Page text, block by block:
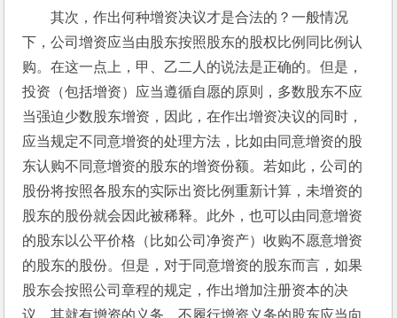
其次，作出何种增资决议才是合法的？一般情况
下，公司增资应当由股东按照股东的股权比例同比例认
购。在这一点上，甲、乙二人的说法是正确的。但是，
投资（包括增资）应当遵循自愿的原则，多数股东不应
当强迫少数股东增资，因此，在作出增资决议的同时，
应当规定不同意增资的处理方法，比如由同意增资的股
东认购不同意增资的股东的增资份额。若如此，公司的
股份将按照各股东的实际出资比例重新计算，未增资的
股东的股份就会因此被稀释。此外，也可以由同意增资
的股东以公平价格（比如公司净资产）收购不愿意增资
的股东的股份。但是，对于同意增资的股东而言，如果
股东会按照公司章程的规定，作出增加注册资本的决
议，其就有增资的义务，不履行增资义务的股东应当向